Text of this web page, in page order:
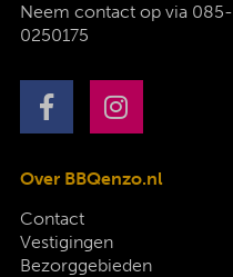
Neem contact op via 085-
0250175
Over BBQenzo.nl
Contact
Vestigingen
Bezorggebieden